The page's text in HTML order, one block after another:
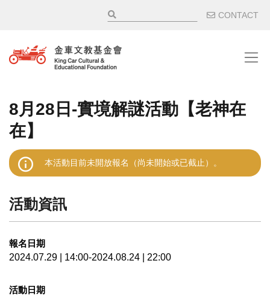
輔助選
CONTACT
8月28日-實境解謎活動【老神在
在】
本活動目前未開放報名（尚未開始或已截止）。
活動資訊
報名日期
2024.07.29 | 14:00-2024.08.24 | 22:00
活動日期